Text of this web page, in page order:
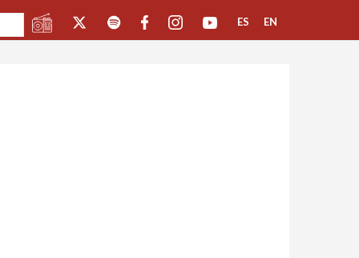
ES EN